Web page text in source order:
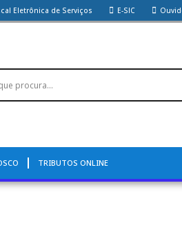
Eletrônica de Serviços E-SIC
TRIBUTOS ONLINE